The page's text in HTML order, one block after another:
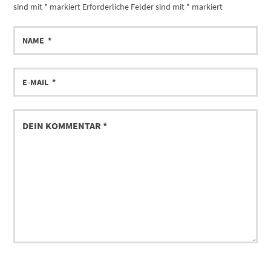
sind mit * markiert Erforderliche Felder sind mit * markiert